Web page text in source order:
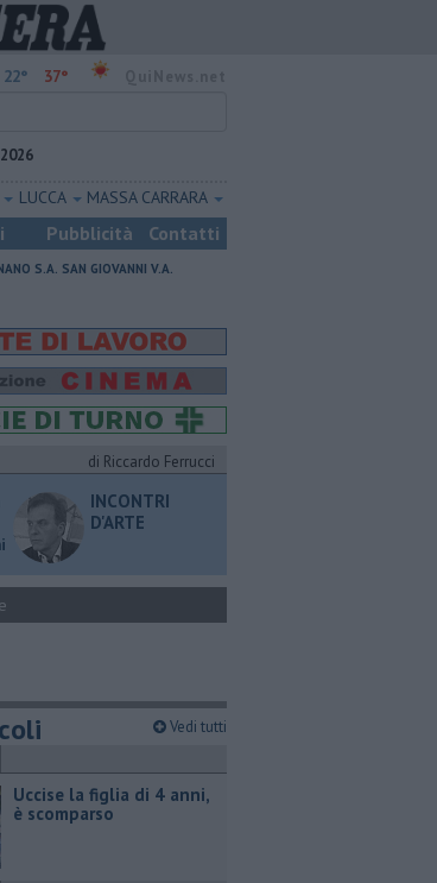
22° 37°
LUCCA MASSA CARRARA
Pubblicità Contatti
S.A. SAN GIOVANNI V.A.
di Riccardo Ferrucci
INCONTRI
D'ARTE
Vedi tutti
Uccise la figlia di 4 anni,
è scomparso